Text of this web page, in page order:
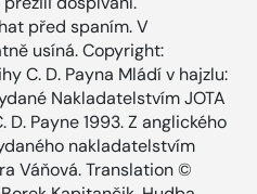
před spaním. V
usíná. Copyright:
C. D. Payna Mládí v hajzlu:
Nakladatelstvím JOTA
Payne 1993. Z anglického
nakladatelstvím
Váňová. Translation ©